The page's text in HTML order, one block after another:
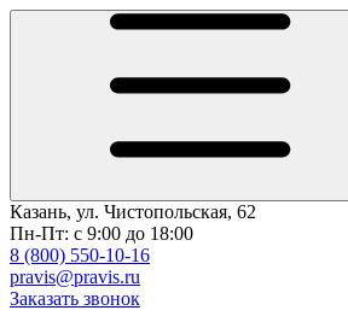
Казань, ул. Чистопольская, 62
Пн-Пт: с 9:00 до 18:00
8 (800) 550-10-16
pravis@pravis.ru
Заказать звонок